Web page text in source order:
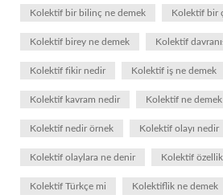
Kolektif bir bilinç ne demek Kolektif bir
Kolektif birey ne demek Kolektif
Kolektif fikir nedir Kolektif iş ne demek
Kolektif kavram nedir Kolektif ne
Kolektif nedir örnek Kolektif olayı nedir
Kolektif olaylara ne denir Kolektif
Kolektif Türkçe mi Kolektiflik ne demek